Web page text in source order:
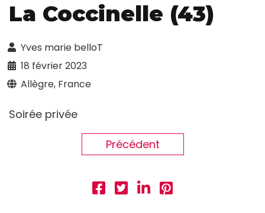
La Coccinelle (43)
Yves marie belloT
18 février 2023
Allègre, France
Soirée privée
Précédent